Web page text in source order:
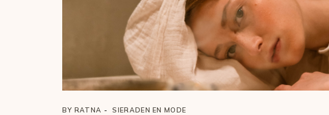
BY RATNA SIERADEN EN MODE